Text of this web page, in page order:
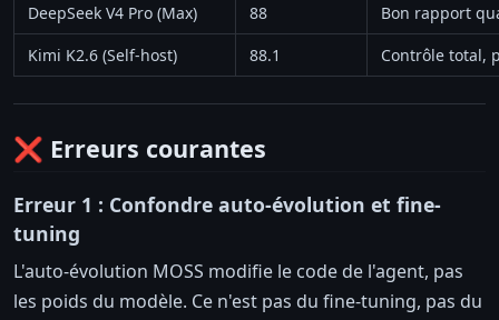
DeepSeek V4 Pro (Max)
88
Bon rapport
Kimi K2.6 (Self-host)
88.1 Contrôle total,
❌ Erreurs courantes
Erreur 1 : Confondre auto-évolution et fine-
tuning
L'auto-évolution MOSS modifie le code de l'agent, pas
les poids du modèle. Ce n'est pas du fine-tuning, pas du